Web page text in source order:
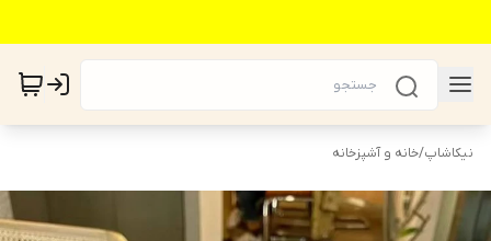
نیکاشاپ/خانه و آشپزخانه